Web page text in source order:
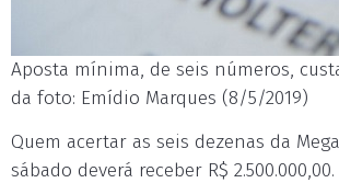
Aposta mínima, de seis números,
da foto: Emídio Marques (8/5/2019)
Quem acertar as seis dezenas da
sábado deverá receber R$